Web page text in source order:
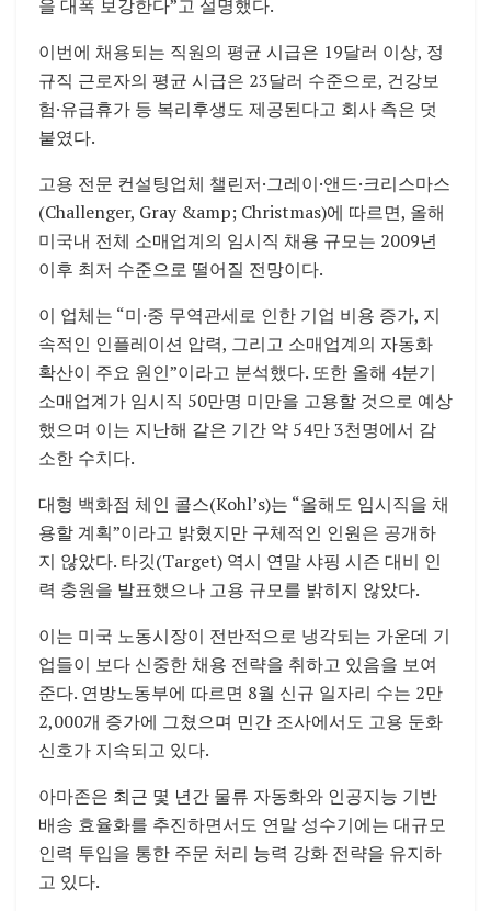
을 대폭 보강한다”고 설명했다.
이번에 채용되는 직원의 평균 시급은 19달러 이상, 정
규직 근로자의 평균 시급은 23달러 수준으로, 건강보
험·유급휴가 등 복리후생도 제공된다고 회사 측은 덧
붙였다.
고용 전문 컨설팅업체 챌린저·그레이·앤드·크리스마스
(Challenger, Gray &amp; Christmas)에 따르면, 올해
미국내 전체 소매업계의 임시직 채용 규모는 2009년
이후 최저 수준으로 떨어질 전망이다.
이 업체는 “미·중 무역관세로 인한 기업 비용 증가, 지
속적인 인플레이션 압력, 그리고 소매업계의 자동화
확산이 주요 원인”이라고 분석했다. 또한 올해 4분기
소매업계가 임시직 50만명 미만을 고용할 것으로 예상
했으며 이는 지난해 같은 기간 약 54만 3천명에서 감
소한 수치다.
대형 백화점 체인 콜스(Kohl’s)는 “올해도 임시직을 채
용할 계획”이라고 밝혔지만 구체적인 인원은 공개하
지 않았다. 타깃(Target) 역시 연말 샤핑 시즌 대비 인
력 충원을 발표했으나 고용 규모를 밝히지 않았다.
이는 미국 노동시장이 전반적으로 냉각되는 가운데 기
업들이 보다 신중한 채용 전략을 취하고 있음을 보여
준다. 연방노동부에 따르면 8월 신규 일자리 수는 2만
2,000개 증가에 그쳤으며 민간 조사에서도 고용 둔화
신호가 지속되고 있다.
아마존은 최근 몇 년간 물류 자동화와 인공지능 기반
배송 효율화를 추진하면서도 연말 성수기에는 대규모
인력 투입을 통한 주문 처리 능력 강화 전략을 유지하
고 있다.